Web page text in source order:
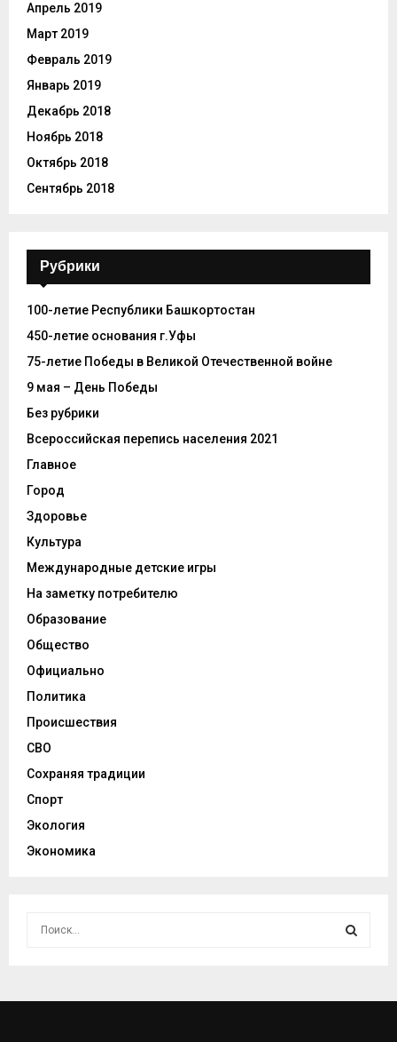
Апрель 2019
Март 2019
Февраль 2019
Январь 2019
Декабрь 2018
Ноябрь 2018
Октябрь 2018
Сентябрь 2018
Рубрики
100-летие Республики Башкортостан
450-летие основания г.Уфы
75-летие Победы в Великой Отечественной войне
9 мая – День Победы
Без рубрики
Всероссийская перепись населения 2021
Главное
Город
Здоровье
Культура
Международные детские игры
На заметку потребителю
Образование
Общество
Официально
Политика
Происшествия
СВО
Сохраняя традиции
Спорт
Экология
Экономика
С